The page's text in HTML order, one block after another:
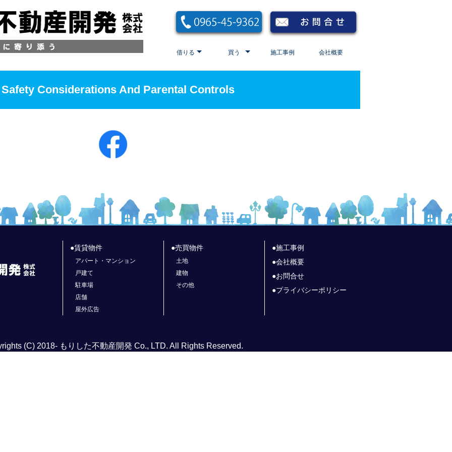
借りる 買う 施工事例 会社概要
Considerations And Parental Controls
賃貸物件
アパート・マンション
戸建て
駐車場
店舗
屋外広告
売買物件
土地
建物
その他
施工事例
会社概要
お問合せ
プライバシーポリシー
(C) 2018- もりした不動産開発 Co., LTD. All Rights Reserved.